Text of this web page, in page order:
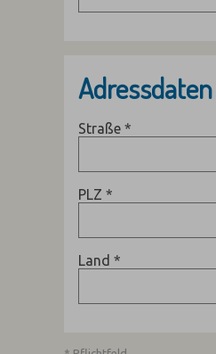
Adressdaten
Straße *
PLZ *
Land *